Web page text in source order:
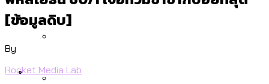
สำรวจร่างงบปี 70 ของ กทม. สำนักการ
จราจรฯ เพิ่ม 150% มีเพียง 5 เขตที่งบเพิ่ม
Environment
สำรวจเหตุไฟไหม้ในกรุงเทพฯ ส่วนใหญ่มา
Culture
[ข้อมูลดิบ]
By
Rocket Media Lab